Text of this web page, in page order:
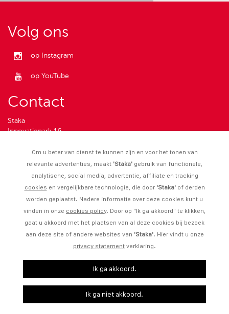
Volg ons
op Instagram
op YouTube
Contact
Staka
Innovatiepark 16
Links
Disclaimer
Sitemap
2026 © Staka
Om u beter van dienst te kunnen zijn en voor het tonen van
relevante advertenties, maakt 'Staka' gebruik van functionele,
analytische, social media, advertentie, affiliate en tracking
cookies en vergelijkbare technologie, die door 'Staka'of derden
worden geplaatst. Nadere informatie over deze cookies kunt u
vinden in onze cookies policy. Door op "Ik ga akkoord" te klikken,
gaat u akkoord met het plaatsen van al deze cookies bij bezoek
aan deze site of andere websites van 'Staka'. Hier vindt u onze
privacy statement verklaring.
Ik ga akkoord.
Ik ga niet akkoord.